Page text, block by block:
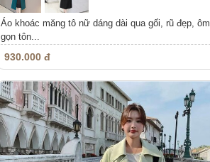
Áo khoác măng tô nữ dáng dài qua gối, rũ đẹp, ôm
gọn tôn...
930.000 đ